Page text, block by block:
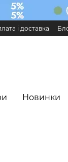
і доставка
Публічна
Новинки